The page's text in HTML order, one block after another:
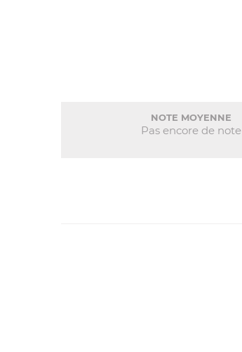
NOTE MOYENNE
Pas encore de note